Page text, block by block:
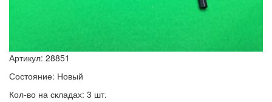
Артикул: 28851
Состояние: Новый
Кол-во на складах: 3 шт.